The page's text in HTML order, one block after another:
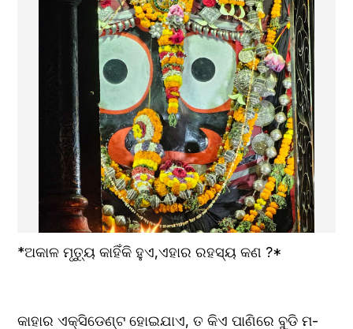
*ଅକାଳ ମୃତ୍ୟୁ କାହିଁକି ହୁଏ,ଏହାର ରହସ୍ୟ କଣ ?*
କାହାର ଏକ୍ସିଡେଣ୍ଟ ହୋଇଯାଏ, ତ କିଏ ପାଣିରେ ବୁଡି ମ-